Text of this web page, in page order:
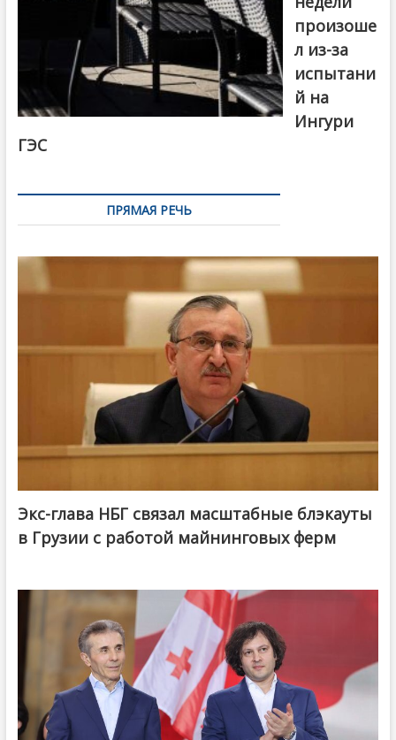
произоше
л из-за
испытани
й на
Ингури
ГЭС
ПРЯМАЯ РЕЧЬ
Экс-глава НБГ связал масштабные блэкауты
в Грузии с работой майнинговых ферм